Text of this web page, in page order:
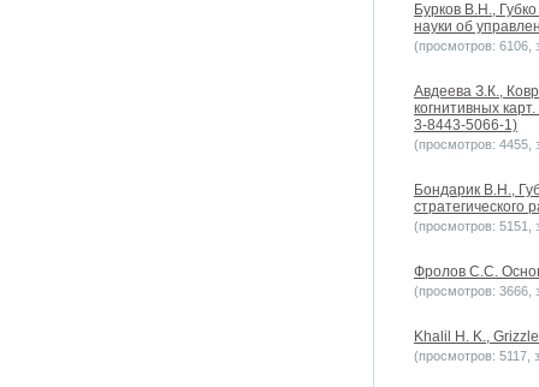
Бурков В.Н.,
науки об
(просмотров: 6106,
Авдеева З.К.,
когнитивных
3-8443-5066-1)
(просмотров: 4455,
Бондарик В.Н.,
(просмотров: 5151,
Фролов С.С.
(просмотров: 3666,
Khalil H. K.,
(просмотров: 5117,